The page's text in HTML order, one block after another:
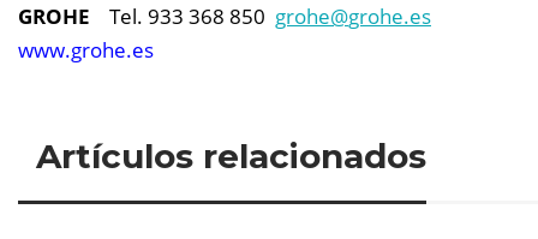
GROHE Tel. 933 368 850 grohe@grohe.es
www.grohe.es
Artículos relacionados